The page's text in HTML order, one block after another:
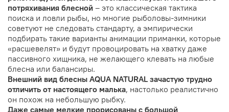
потряхивания блесной – это классическая тактика
поиска и ловли рыбы, но многие рыболовы-зимники
советуют не следовать стандарту, а эмпирически
подбирать такие варианты анимации приманки, которые
«расшевелят» и будут провоцировать на хватку даже
пассивного хищника, не желающего клевать на любые
блесна или балансиры.
Внешний вид блесны AQUA NATURAL зачастую трудно
отличить от настоящего малька, настолько реалистично
он похож на небольшую рыбку.
Даже самые мелкие прорисованы с большой